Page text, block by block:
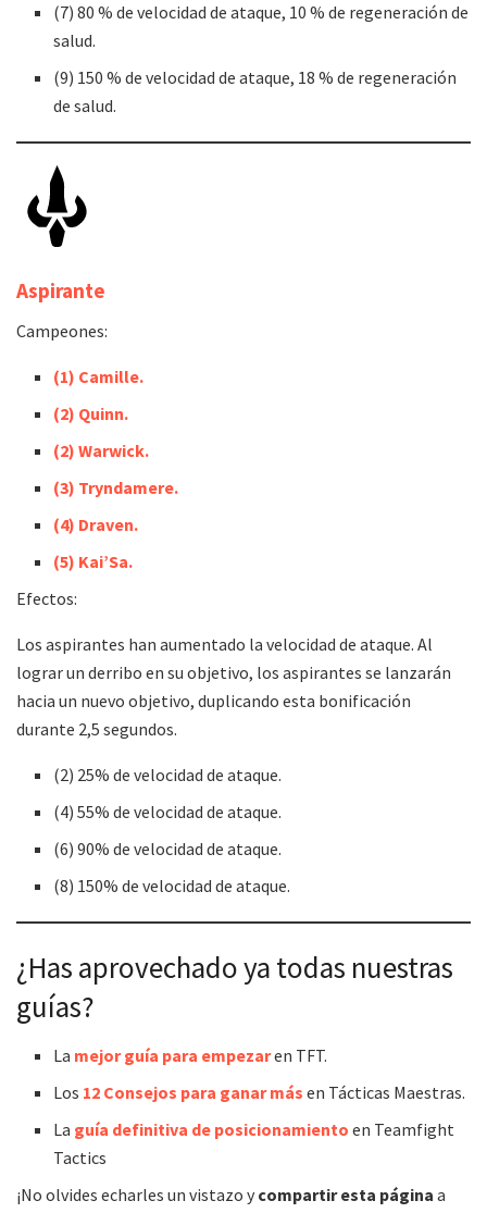
(7) 80 % de velocidad de ataque, 10 % de regeneración de
salud.
(9) 150 % de velocidad de ataque, 18 % de regeneración
de salud.
Aspirante
Campeones:
(1) Camille.
(2) Quinn.
(2) Warwick.
(3) Tryndamere.
(4) Draven.
(5) Kai’Sa.
Efectos:
Los aspirantes han aumentado la velocidad de ataque. Al
lograr un derribo en su objetivo, los aspirantes se lanzarán
hacia un nuevo objetivo, duplicando esta bonificación
durante 2,5 segundos.
(2) 25% de velocidad de ataque.
(4) 55% de velocidad de ataque.
(6) 90% de velocidad de ataque.
(8) 150% de velocidad de ataque.
¿Has aprovechado ya todas nuestras
guías?
La mejor guía para empezaren TFT.
Los 12 Consejos para ganar más en Tácticas Maestras.
La guía definitiva de posicionamiento en Teamfight
Tactics
¡No olvides echarles un vistazo y compartir esta página a